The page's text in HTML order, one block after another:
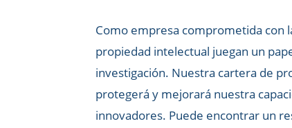
Como empresa comprometida con
propiedad intelectual juegan un
investigación. Nuestra cartera de
protegerá y mejorará nuestra
innovadores. Puede encontrar un